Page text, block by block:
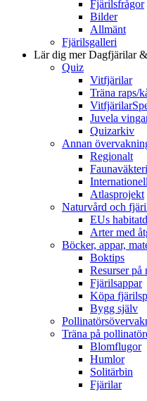
Fjärilsfrågor
Bilder
Allmänt
Fjärilsgalleri
Lär dig merDagfjärilar
Quiz
Vitfjärilar
Träna raps/
Juvela
Quizarkiv
Annan
Regionalt
Faunaväkteri
Atlasprojekt
Naturvård och
EUs
Arter med
Böcker, appar,
Boktips
Resurser på
Fjärilsappar
Köpa
Bygg själv
Träna på
Blomflugor
Humlor
Solitärbin
Fjärilar